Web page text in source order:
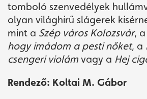
tomboló szenvedélyek
olyan világhírű slágerek
mint a Szép város Kolozsvár, a
hogy imádom a pesti nőket, a
csengeri violám vagy a Hej
Rendező: Koltai M. Gábor